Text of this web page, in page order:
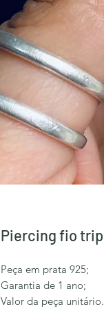
Piercing fio
Peça em prata 925;
Garantia de 1 ano;
Valor da peça unitário.